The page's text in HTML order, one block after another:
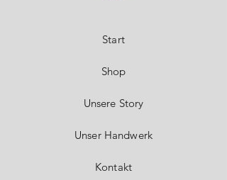
Start
Shop
Unsere Story
Unser Handwerk
Kontakt